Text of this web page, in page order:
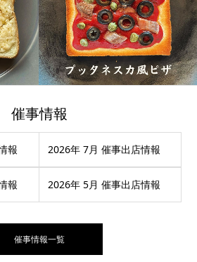
催事情報
報 2026年 7月 催事出店情報
報 2026年 5月 催事出店情報
催事情報一覧